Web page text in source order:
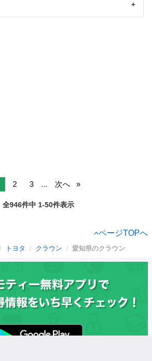
2 3 ... 次へ
全946件中 1-50件表示
ページTOPへ
トヨタ クラウン 愛知県のクラウン